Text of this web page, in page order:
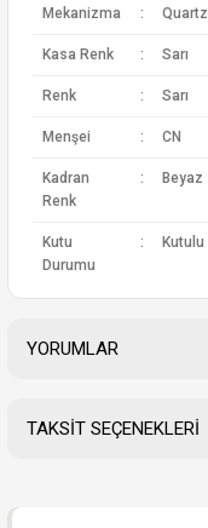
Mekanizma : Quartz
Kasa Renk : Sarı
Renk : Sarı
Menşei : CN
Kadran
Renk
: Beyaz
Kutu
Durumu
: Kutulu
YORUMLAR
TAKSİT SEÇENEKLERİ